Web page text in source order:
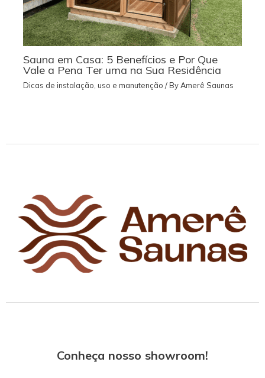
Sauna em Casa: 5 Benefícios e Por Que
Vale a Pena Ter uma na Sua Residência
Dicas de instalação, uso e manutenção / ByAmerê Saunas
Conheça nosso showroom!